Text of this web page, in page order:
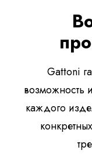
Gattoni
возможность
каждого